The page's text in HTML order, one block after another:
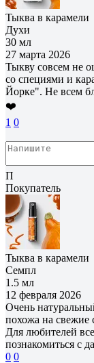
Тыква в карамели
Духи
30 мл
27 марта 2026
Тыкву совсем не
со специями и
Йорке". Не всем
❤️
1 0
П
Покупатель
Тыква в карамели
Семпл
1.5 мл
12 февраля 2026
Очень
похожа на свежие
Для любителей
познакомиться с
0 0